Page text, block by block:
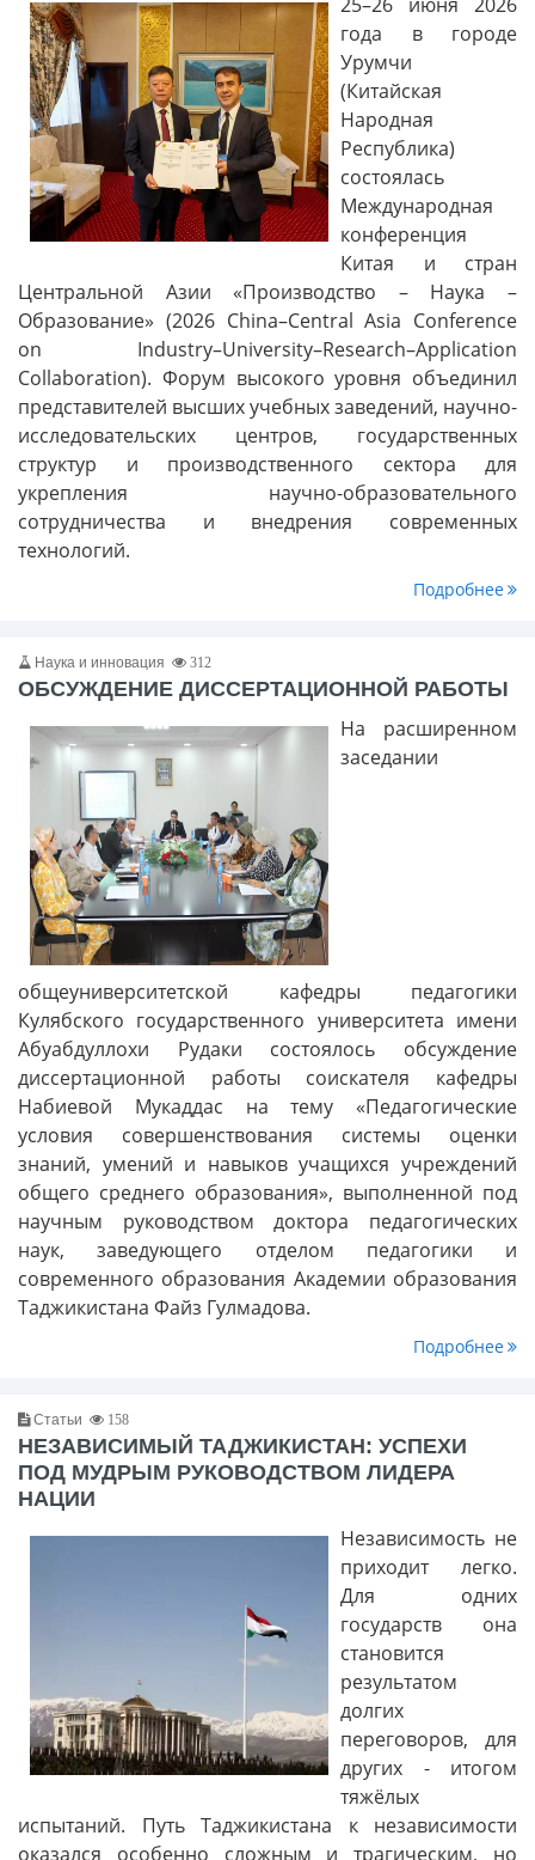
года в городе
Урумчи
(Китайская
Народная
Республика)
состоялась
Международная
конференция
Китая и стран
Центральной Азии «Производство – Наука –
Образование» (2026 China–Central Asia Conference
on Industry–University–Research–Application
Collaboration). Форум высокого уровня объединил
представителей высших учебных заведений, научно-
исследовательских центров, государственных
структур и производственного сектора для
укрепления научно-образовательного
сотрудничества и внедрения современных
технологий.
Подробнее
Наука и инновация 312
ОБСУЖДЕНИЕ ДИССЕРТАЦИОННОЙ РАБОТЫ
На расширенном
заседании
общеуниверситетской кафедры педагогики
Кулябского государственного университета имени
Абуабдуллохи Рудаки состоялось обсуждение
диссертационной работы соискателя кафедры
Набиевой Мукаддас на тему «Педагогические
условия совершенствования системы оценки
знаний, умений и навыков учащихся учреждений
общего среднего образования», выполненной под
научным руководством доктора педагогических
наук, заведующего отделом педагогики и
современного образования Академии образования
Таджикистана Файз Гулмадова.
Подробнее
Статьи 158
НЕЗАВИСИМЫЙ ТАДЖИКИСТАН: УСПЕХИ
ПОД МУДРЫМ РУКОВОДСТВОМ ЛИДЕРА
НАЦИИ
Независимость не
приходит легко.
Для одних
государств она
становится
результатом
долгих
переговоров, для
других - итогом
тяжёлых
испытаний. Путь Таджикистана к независимости
оказался особенно сложным и трагическим, но